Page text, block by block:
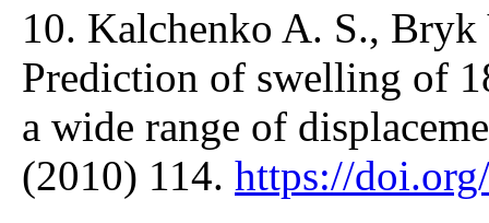
10. Kalchenko A. S., Bryk
Prediction of swelling of
a wide range of
(2010) 114. https://